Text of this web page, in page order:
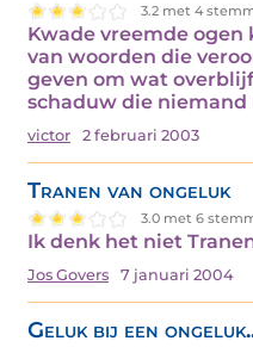
3.2 met 4
Kwade vreemde
van woorden die
geven om wat
schaduw die
victor 2 februari 2003
Tranen van ongeluk
3.0 met 6
Ik denk het niet
Jos Govers 7 januari 2004
Geluk bij een